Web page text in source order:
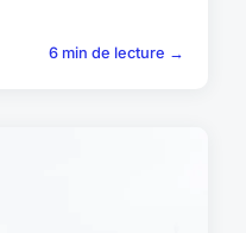
6 min de lecture →